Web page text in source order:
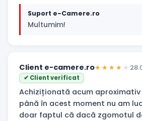
Suport e-Camere.ro
Multumim!
Client e-camere.ro★★★★ ★
✔ Client verificat
Achiziționată acum aproximativ
până în acest moment nu am
doar faptul că dacă zgomotul